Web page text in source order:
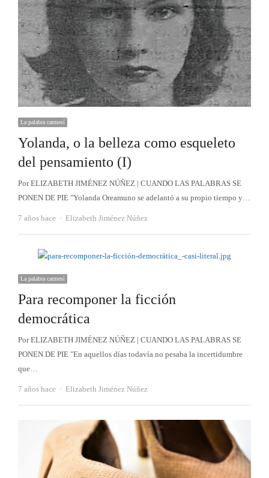
La palabra carmesí
Yolanda, o la belleza como esqueleto
del pensamiento (I)
Por ELIZABETH JIMÉNEZ NÚÑEZ | CUANDO LAS PALABRAS SE
PONEN DE PIE "Yolanda Oreamuno se adelantó a su propio tiempo y…
7 años hace Autor
Elizabeth Jiménez Núñez
La palabra carmesí
Para recomponer la ficción
democrática
Por ELIZABETH JIMÉNEZ NÚÑEZ | CUANDO LAS PALABRAS SE
PONEN DE PIE "En aquellos días todavía no pesaba la incertidumbre
que…
7 años hace Autor
Elizabeth Jiménez Núñez